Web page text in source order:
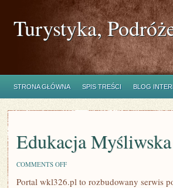
Turystyka,
STRONA GŁÓWNA SPIS TREŚCI BLOG
Edukacja Myśliwska
COMMENTS OFFON
MYŚLIWSKA
Portal wkl326.pl to rozbudowany serwis